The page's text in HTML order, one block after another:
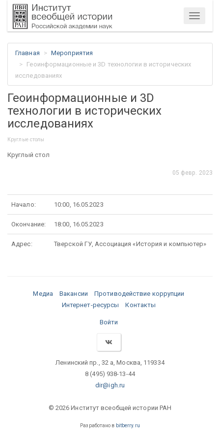
Меню
Главная
Мероприятия
Геоинформационные и 3D технологии в исторических
исследованиях
Геоинформационные и 3D
технологии в исторических
исследованиях
Круглые столы
Круглый стол
05 февр. 2023
Начало: 10:00, 16.05.2023
Окончание: 18:00, 16.05.2023
Адрес: Тверской ГУ, Ассоциация «История и компьютер»
Медиа Вакансии
Противодействие коррупции
Интернет-ресурсы
Контакты
Войти
Ленинский пр., 32 а, Москва, 119334
8 (495) 938-13-44
dir@igh.ru
© 2026 Институт всеобщей истории РАН
Разработано в bitberry.ru